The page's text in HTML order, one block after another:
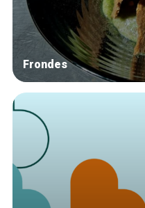
Frondes